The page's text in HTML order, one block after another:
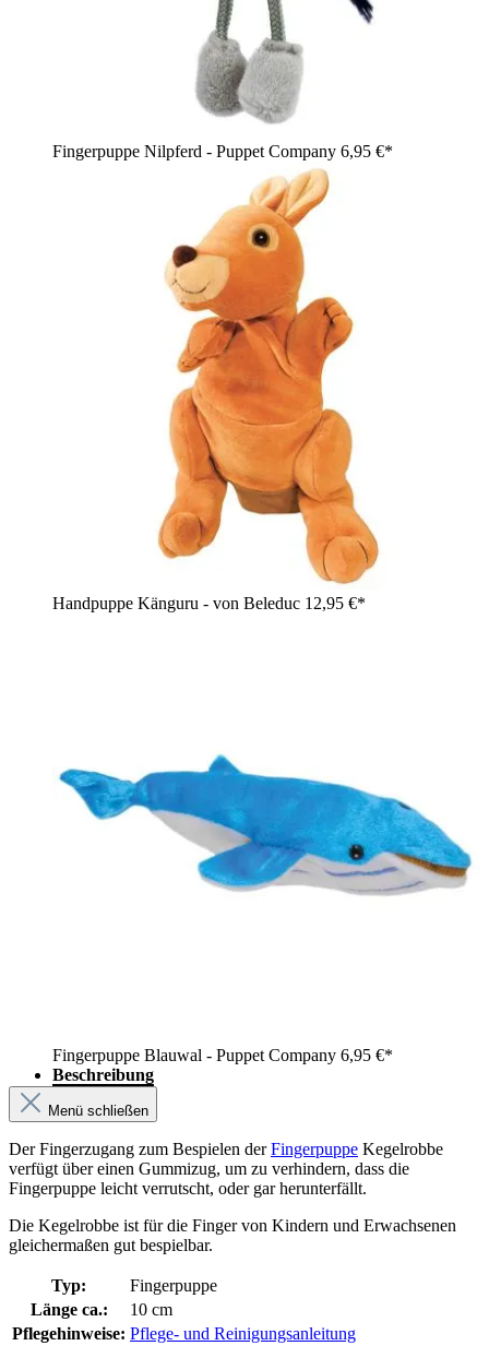
Fingerpuppe Nilpferd - Puppet Company 6,95 €*
Handpuppe Känguru - von Beleduc 12,95 €*
Fingerpuppe Blauwal - Puppet Company 6,95 €*
Beschreibung
Menü schließen
Der Fingerzugang zum Bespielen derFingerpuppe Kegelrobbe
verfügt über einen Gummizug, um zu verhindern, dass die
Fingerpuppe leicht verrutscht, oder gar herunterfällt.
Die Kegelrobbe ist für die Finger von Kindern und Erwachsenen
gleichermaßen gut bespielbar.
Typ:
Fingerpuppe
Länge ca.:
10 cm
Pflegehinweise: Pflege- und Reinigungsanleitung